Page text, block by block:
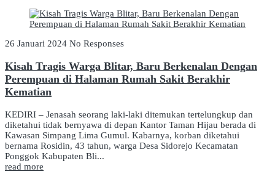
26 Januari 2024 No Responses
Kisah Tragis Warga Blitar, Baru Berkenalan Dengan
Perempuan di Halaman Rumah Sakit Berakhir
Kematian
KEDIRI – Jenasah seorang laki-laki ditemukan tertelungkup dan
diketahui tidak bernyawa di depan Kantor Taman Hijau berada di
Kawasan Simpang Lima Gumul. Kabarnya, korban diketahui
bernama Rosidin, 43 tahun, warga Desa Sidorejo Kecamatan
Ponggok Kabupaten Bli...
read more